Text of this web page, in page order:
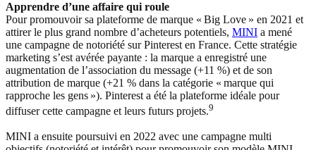
Apprendre d’une affaire qui roule
Pour promouvoir sa plateforme de marque « Big Love » en 2021 et
attirer le plus grand nombre d’acheteurs potentiels, MINI a mené
une campagne de notoriété sur Pinterest en France. Cette stratégie
marketing s’est avérée payante : la marque a enregistré une
augmentation de l’association du message (+11 %) et de son
attribution de marque (+21 % dans la catégorie « marque qui
rapproche les gens »). Pinterest a été la plateforme idéale pour
diffuser cette campagne et leurs futurs projets.9
MINI a ensuite poursuivi en 2022 avec une campagne multi